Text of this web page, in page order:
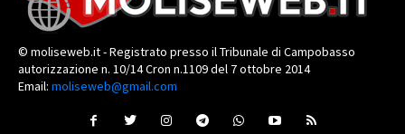
© moliseweb.it - Registrato presso il Tribunale di Campobasso
autorizzazione n. 10/14 Cron n.1109 del 7 ottobre 2014
Email: moliseweb@gmail.com